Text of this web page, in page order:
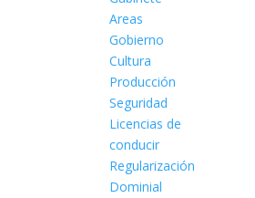
Areas
Gobierno
Cultura
Producción
Seguridad
Licencias de
conducir
Regularización
Dominial